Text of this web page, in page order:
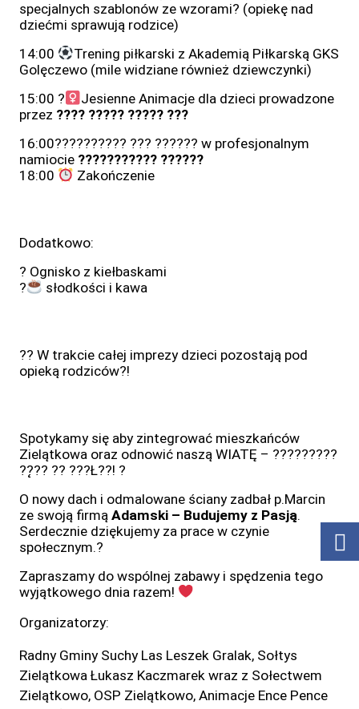
specjalnych szablonów ze wzorami?️ (opiekę nad
dziećmi sprawują rodzice)
14:00
Trening piłkarski z Akademią Piłkarską GKS
Golęczewo (mile widziane również dziewczynki)
15:00 ?‍
Jesienne Animacje dla dzieci prowadzone
przez ???? ????? ????? ?̇??
16:00?????????? ??? ?????? w profesjonalnym
namiocie ??????????? ??????
18:00
Zakończenie
Dodatkowo:
? Ognisko z kiełbaskami
?
słodkości i kawa
?? W trakcie całej imprezy dzieci pozostają pod
opieką rodziców?!
Spotykamy się aby zintegrować mieszkańców
Zielątkowa oraz odnowić naszą WIATĘ – ?????????
??̨?? ?? ???Ł??! ?
O nowy dach i odmalowane ściany zadbał p.Marcin
ze swoją firmą Adamski – Budujemy z Pasją.
Serdecznie dziękujemy za prace w czynie
społecznym.?
Zapraszamy do wspólnej zabawy i spędzenia tego
wyjątkowego dnia razem!
Organizatorzy:
Radny Gminy Suchy Las Leszek Gralak, Sołtys
Zielątkowa Łukasz Kaczmarek wraz z Sołectwem
Zielątkowo, OSP Zielątkowo, Animacje Ence Pence